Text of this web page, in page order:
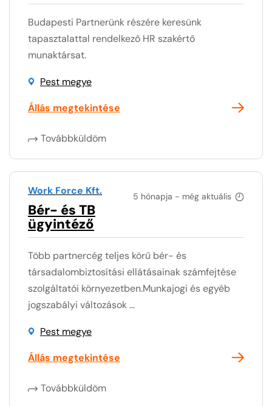
Budapesti Partnerünk részére keresünk
tapasztalattal rendelkező HR szakértő
munaktársat.
Pest megye
Állás megtekintése
Továbbküldöm
5 hónapja - még aktuális
Work Force Kft.
Bér- és TB
ügyintéző
Több partnercég teljes körű bér- és
társadalombiztosítási ellátásainak számfejtése
szolgáltatói környezetben.Munkajogi és egyéb
jogszabályi változások ...
Pest megye
Állás megtekintése
Továbbküldöm